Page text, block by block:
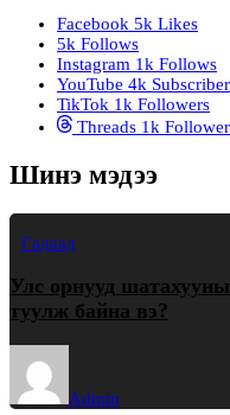
Facebook 5k Likes
5k Follows
Instagram 1k Follows
YouTube 4k
TikTok 1k Followers
Threads 1k
Шинэ мэдээ
Гадаад
Улс орнууд
туулж байна вэ?
Admin